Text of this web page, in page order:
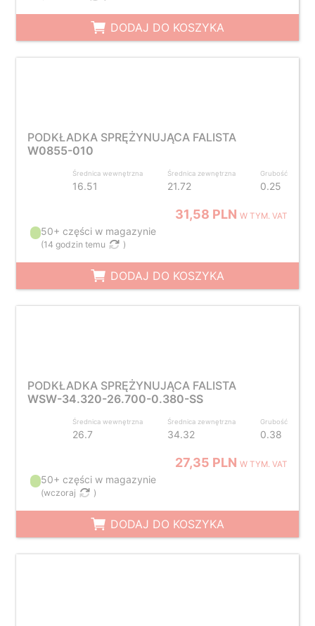
DODAJ DO KOSZYKA
PODKŁADKA SPRĘŻYNUJĄCA FALISTA
W0855-010
Średnica wewnętrzna
16.51
Średnica zewnętrzna
21.72
Grubość
0.25
31,58 PLNW TYM. VAT
50+ części w magazynie
(14 godzin temu )
DODAJ DO KOSZYKA
PODKŁADKA SPRĘŻYNUJĄCA FALISTA
WSW-34.320-26.700-0.380-SS
Średnica wewnętrzna
26.7
Średnica zewnętrzna
34.32
Grubość
0.38
27,35 PLNW TYM. VAT
50+ części w magazynie
(wczoraj )
DODAJ DO KOSZYKA